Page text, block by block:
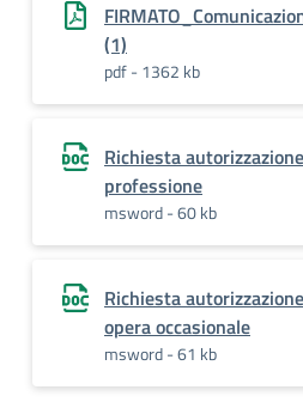
(1)
pdf - 1362 kb
Richiesta
professione
msword - 60 kb
Richiesta
opera occasionale
msword - 61 kb